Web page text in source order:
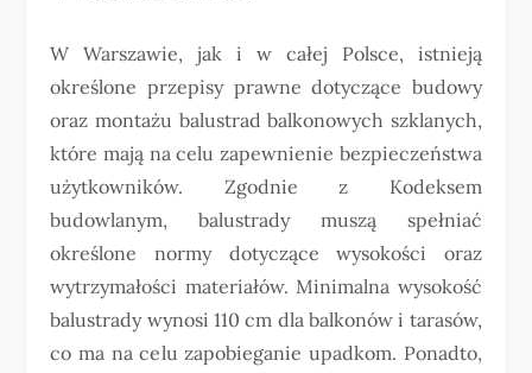
W Warszawie, jak i w całej Polsce, istnieją
określone przepisy prawne dotyczące budowy
oraz montażu balustrad balkonowych szklanych,
które mają na celu zapewnienie bezpieczeństwa
użytkowników. Zgodnie z Kodeksem
budowlanym, balustrady muszą spełniać
określone normy dotyczące wysokości oraz
wytrzymałości materiałów. Minimalna wysokość
balustrady wynosi 110 cm dla balkonów i tarasów,
co ma na celu zapobieganie upadkom. Ponadto,